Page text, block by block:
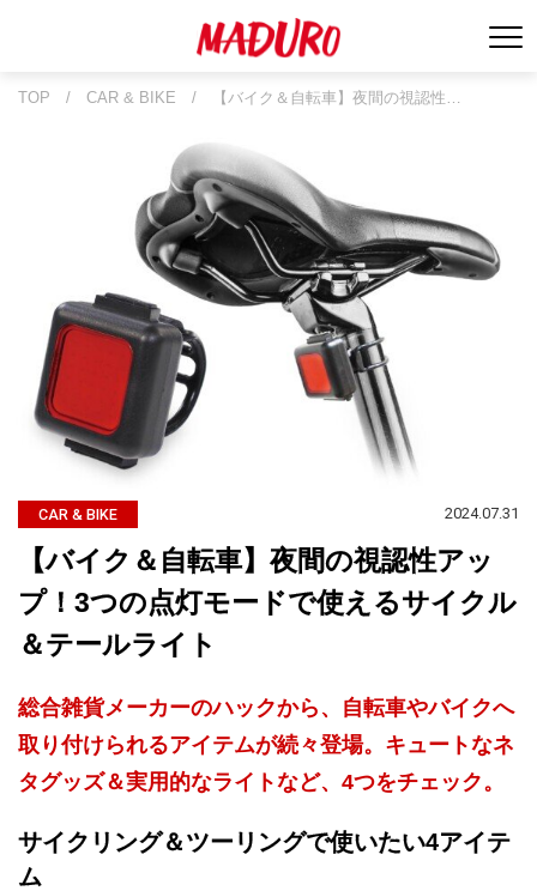
TOP / CAR & BIKE / 【バイク＆自転車】夜間の視認性…
CAR & BIKE 2024.07.31
【バイク＆自転車】夜間の視認性アッ
プ！3つの点灯モードで使えるサイクル
＆テールライト
総合雑貨メーカーのハックから、自転車やバイクへ
取り付けられるアイテムが続々登場。キュートなネ
タグッズ＆実用的なライトなど、4つをチェック。
サイクリング＆ツーリングで使いたい4アイテ
ム